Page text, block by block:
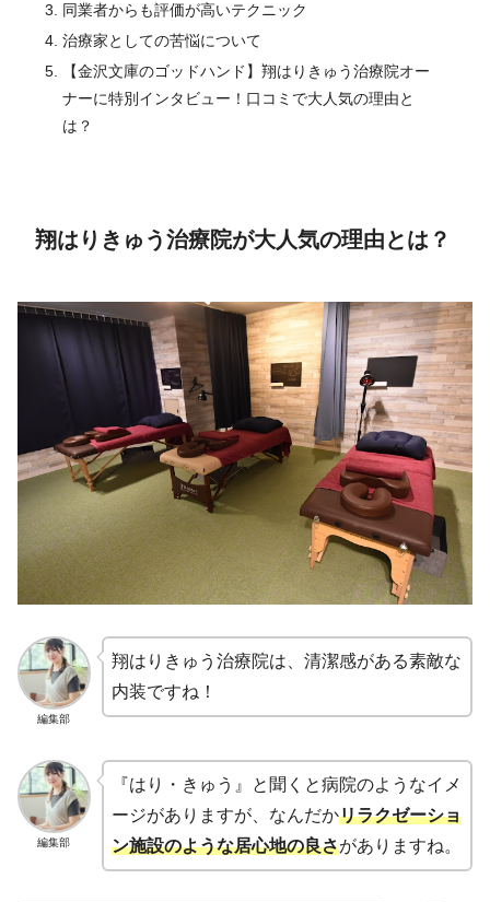
同業者からも評価が高いテクニック
治療家としての苦悩について
【金沢文庫のゴッドハンド】翔はりきゅう治療院オー
ナーに特別インタビュー！口コミで大人気の理由と
は？
翔はりきゅう治療院が大人気の理由とは？
編集部
翔はりきゅう治療院は、清潔感がある素敵な
内装ですね！
編集部
『はり・きゅう』と聞くと病院のようなイメ
ージがありますが、なんだかリラクゼーショ
ン施設のような居心地の良さがありますね。